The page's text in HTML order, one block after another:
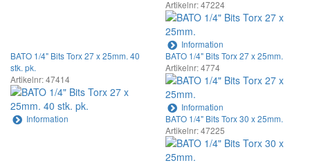
Artikelnr: 47224
Information
BATO 1/4" Bits Torx 27 x 25mm. 40
stk. pk.
Artikelnr: 47414
Information
BATO 1/4" Bits Torx 27 x 25mm.
Artikelnr: 4774
Information
BATO 1/4" Bits Torx 30 x 25mm.
Artikelnr: 47225